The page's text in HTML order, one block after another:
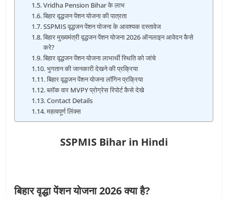
Vridha Pension Bihar के लाभ
बिहार वृद्धजन पेंशन योजना की पात्रता
SSPMIS वृद्धजन पेंशन योजना के आवश्यक दस्तावेज
बिहार मुख्यमंत्री वृद्धजन पेंशन योजना 2026 ऑनलाइन आवेदन कैसे
करे?
बिहार वृद्धजन पेंशन योजना लाभार्थी स्थिति को जांचे
भुगतान की जानकारी देखने की प्रक्रिया
बिहार वृद्धजन पेंशन योजना लॉगिन प्रक्रिया
ब्लॉक वार MVPY प्रोग्रेस रिपोर्ट कैसे देखे
Contact Details
महत्वपूर्ण लिंक्स
SSPMIS Bihar in Hindi
बिहार वृद्धा पेंशन योजना 2026 क्या है?